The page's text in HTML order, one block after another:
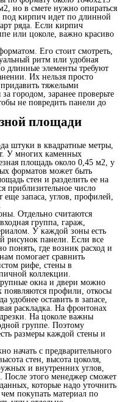
но в смете нужно опираться
под кирпич идет по длинной
ряда. Если кирпич
или цоколе, важно красиво
Его стоит смотреть,
ритм или удобная
длинные элементы требуют
Их нельзя просто
тяжелыми
городом, заранее проверьте
не повредить панели до
площади
штуки в квадратные метры,
У многих каменных
площадь около 0,45 м2, у
форматов может быть
стен и разделить ее на
приблизительное число
еще запаса, углов, профилей,
Отдельно считаются
группа, гараж,
У каждой зоны есть
рисунок панели. Если все
понять, где возник расход и
помогает сравнить
рифе, стены в
коллекции.
окна и двери можно
профили, откосы
удобнее оставить в запасе,
раскладка. На фронтонах
На цоколе важны
группе. Поэтому
размеры каждой стены и
начать с предварительного
стен, высота цоколя,
и внутренних углов,
После этого менеджер сможет
которые надо уточнить
покупать материал по